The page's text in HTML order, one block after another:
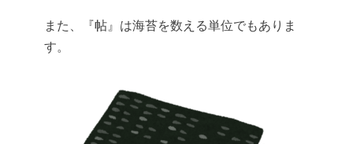
また、『帖』は海苔を数える単位でもありま
す。